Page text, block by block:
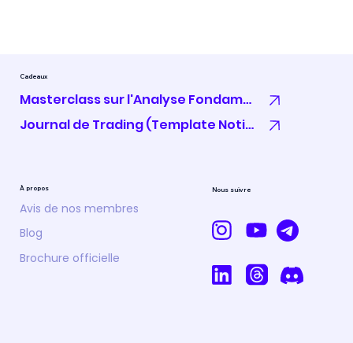
Comment traverser une mauvaise période
À propos
Avis de nos membres
Blog
Brochure officielle
Nous suivre
Cadeaux
Masterclass sur l'Analyse Fondamentale
Journal de Trading (Template Notion)